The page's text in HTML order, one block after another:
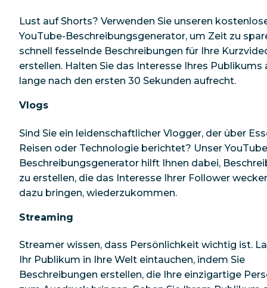
Lust auf Shorts? Verwenden Sie unseren
YouTube-Beschreibungsgenerator, um Zeit zu
schnell fesselnde Beschreibungen für Ihre
erstellen. Halten Sie das Interesse Ihres Publikums
lange nach den ersten 30 Sekunden aufrecht.
Vlogs
Sind Sie ein leidenschaftlicher Vlogger, der über
Reisen oder Technologie berichtet? Unser
Beschreibungsgenerator hilft Ihnen dabei,
zu erstellen, die das Interesse Ihrer Follower
dazu bringen, wiederzukommen.
Streaming
Streamer wissen, dass Persönlichkeit wichtig ist.
Ihr Publikum in Ihre Welt eintauchen, indem Sie
Beschreibungen erstellen, die Ihre einzigartige